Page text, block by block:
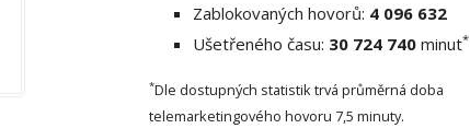
Zablokovaných hovorů: 4 096 632
Ušetřeného času: 30 724 740minut*
*Dle dostupných statistik trvá průměrná doba
telemarketingového hovoru 7,5 minuty.